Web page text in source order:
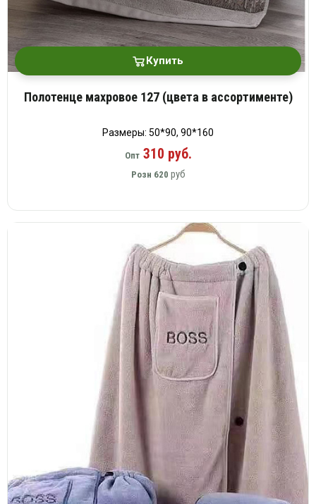
Купить
Полотенце махровое 127 (цвета в ассортименте)
Размеры: 50*90, 90*160
Опт310 руб.
Розн 620 руб